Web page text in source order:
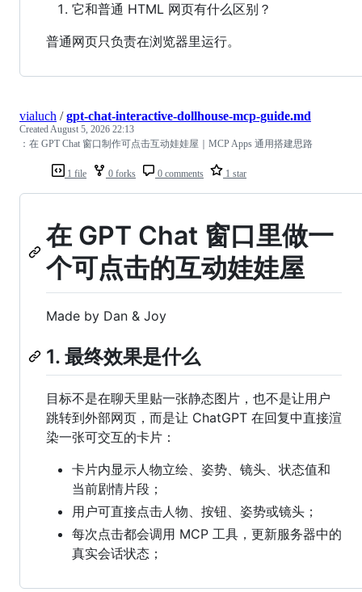
它和普通 HTML 网页有什么区别？
普通网页只负责在浏览器里运行。
1 file 0 forks 0 comments 1 star
vialuch /gpt-chat-interactive-dollhouse-mcp-guide.md
CreatedAugust 5, 2026 22:13
：在 GPT Chat 窗口制作可点击互动娃娃屋｜MCP Apps 通用搭建思路
在 GPT Chat 窗口里做一
个可点击的互动娃娃屋
Made by Dan & Joy
1. 最终效果是什么
目标不是在聊天里贴一张静态图片，也不是让用户
跳转到外部网页，而是让 ChatGPT 在回复中直接渲
染一张可交互的卡片：
卡片内显示人物立绘、姿势、镜头、状态值和
当前剧情片段；
用户可直接点击人物、按钮、姿势或镜头；
每次点击都会调用 MCP 工具，更新服务器中的
真实会话状态；